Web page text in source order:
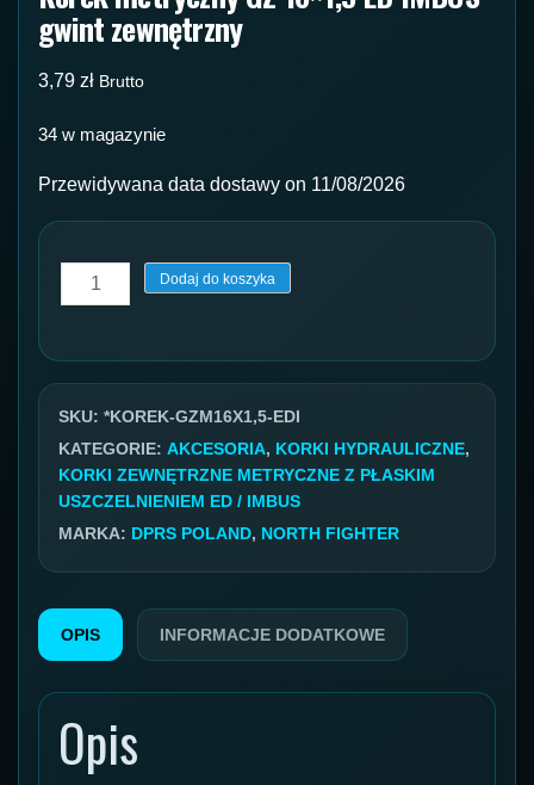
gwint zewnętrzny
3,79 zł Brutto
34 w magazynie
Przewidywana data dostawy on 11/08/2026
ilość
Korek
16x1,5
ED
IMBUS
gwint
zewnętrzny
Dodaj do koszyka
SKU: *KOREK-GZM16X1,5-EDI
KATEGORIE: AKCESORIA, KORKI HYDRAULICZNE,
KORKI ZEWNĘTRZNE METRYCZNE Z PŁASKIM
USZCZELNIENIEM ED / IMBUS
MARKA: DPRS POLAND, NORTH FIGHTER
OPIS INFORMACJE DODATKOWE
Opis